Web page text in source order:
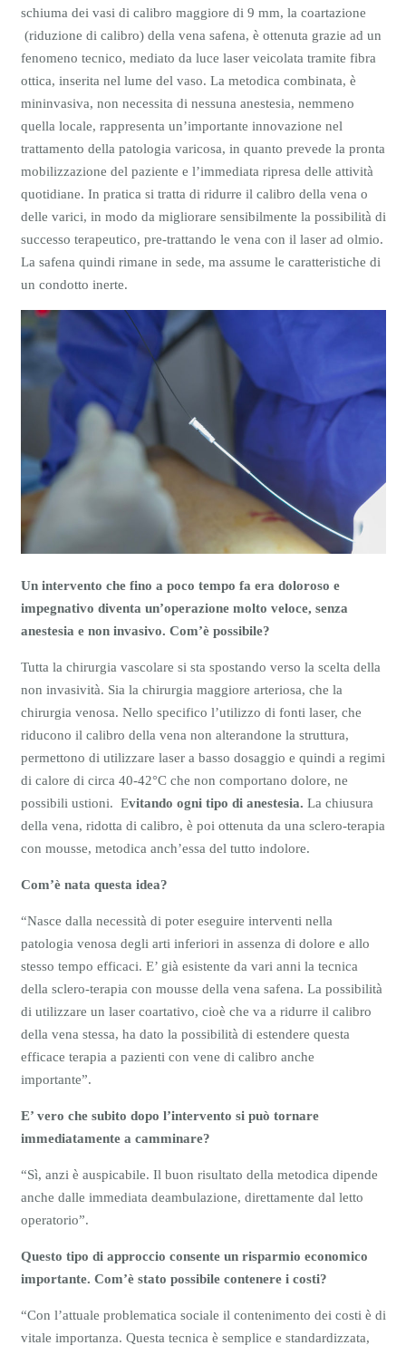
schiuma dei vasi di calibro maggiore di 9 mm, la coartazione
(riduzione di calibro) della vena safena, è ottenuta grazie ad un
fenomeno tecnico, mediato da luce laser veicolata tramite fibra
ottica, inserita nel lume del vaso. La metodica combinata, è
mininvasiva, non necessita di nessuna anestesia, nemmeno
quella locale, rappresenta un’importante innovazione nel
trattamento della patologia varicosa, in quanto prevede la pronta
mobilizzazione del paziente e l’immediata ripresa delle attività
quotidiane. In pratica si tratta di ridurre il calibro della vena o
delle varici, in modo da migliorare sensibilmente la possibilità di
successo terapeutico, pre-trattando le vena con il laser ad olmio.
La safena quindi rimane in sede, ma assume le caratteristiche di
un condotto inerte.
Un intervento che fino a poco tempo fa era doloroso e
impegnativo diventa un’operazione molto veloce, senza
anestesia e non invasivo. Com’è possibile?
Tutta la chirurgia vascolare si sta spostando verso la scelta della
non invasività. Sia la chirurgia maggiore arteriosa, che la
chirurgia venosa. Nello specifico l’utilizzo di fonti laser, che
riducono il calibro della vena non alterandone la struttura,
permettono di utilizzare laser a basso dosaggio e quindi a regimi
di calore di circa 40-42°C che non comportano dolore, ne
possibili ustioni. Evitando ogni tipo di anestesia. La chiusura
della vena, ridotta di calibro, è poi ottenuta da una sclero-terapia
con mousse, metodica anch’essa del tutto indolore.
Com’è nata questa idea?
“Nasce dalla necessità di poter eseguire interventi nella
patologia venosa degli arti inferiori in assenza di dolore e allo
stesso tempo efficaci. E’ già esistente da vari anni la tecnica
della sclero-terapia con mousse della vena safena. La possibilità
di utilizzare un laser coartativo, cioè che va a ridurre il calibro
della vena stessa, ha dato la possibilità di estendere questa
efficace terapia a pazienti con vene di calibro anche
importante”.
E’ vero che subito dopo l’intervento si può tornare
immediatamente a camminare?
“Sì, anzi è auspicabile. Il buon risultato della metodica dipende
anche dalle immediata deambulazione, direttamente dal letto
operatorio”.
Questo tipo di approccio consente un risparmio economico
importante. Com’è stato possibile contenere i costi?
“Con l’attuale problematica sociale il contenimento dei costi è di
vitale importanza. Questa tecnica è semplice e standardizzata,